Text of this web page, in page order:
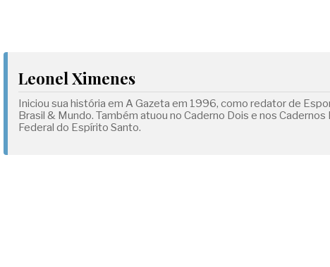
Leonel Ximenes
Iniciou sua história em A Gazeta em 1996, como redator de
Brasil & Mundo. Também atuou no Caderno Dois e nos
Federal do Espírito Santo.